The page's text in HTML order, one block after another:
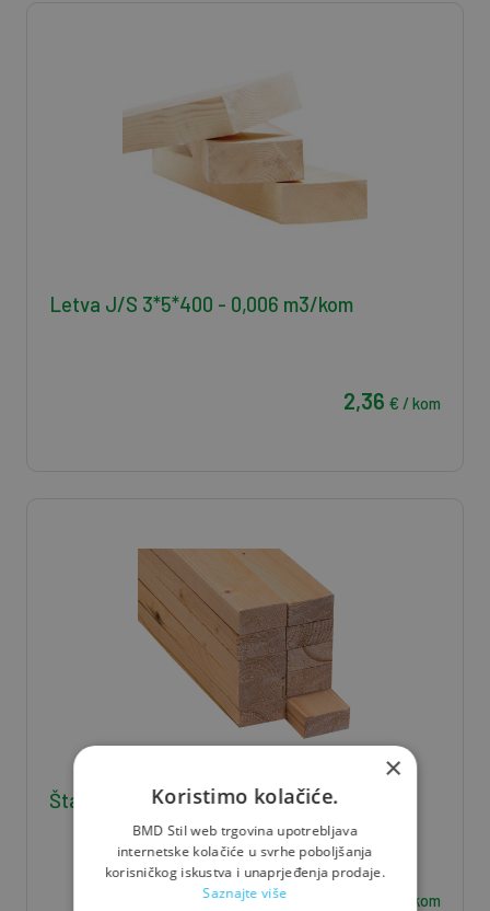
Letva J/S 3*5*400 - 0,006 m3/kom
2,36 € / kom
Štafla J/S 5*8*400 - 0,016 m3/kom
€ / kom
×
Koristimo kolačiće.
BMD Stil web trgovina upotrebljava
internetske kolačiće u svrhe poboljšanja
korisničkog iskustva i unaprjeđenja prodaje.
Saznajte više